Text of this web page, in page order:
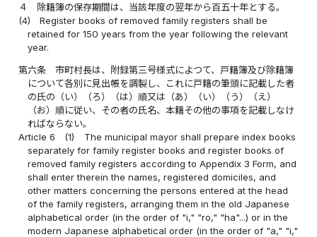
４
除籍簿の保存期間は、当該年度の翌年から百五十年とする。
(4)
Register books of removed family registers shall be
retained for 150 years from the year following the relevant
year.
第六条
市町村長は、附録第三号様式によつて、戸籍簿及び除籍簿
について各別に見出帳を調製し、これに戸籍の筆頭に記載した者
の氏の（い）（ろ）（は）順又は（あ）（い）（う）（え）
（お）順に従い、その者の氏名、本籍その他の事項を記載しなけ
ればならない。
Article 6
(1)
The municipal mayor shall prepare index books
separately for family register books and register books of
removed family registers according to Appendix 3 Form, and
shall enter therein the names, registered domiciles, and
other matters concerning the persons entered at the head
of the family registers, arranging them in the old Japanese
alphabetical order (in the order of "i," "ro," "ha"...) or in the
modern Japanese alphabetical order (in the order of "a," "i,"